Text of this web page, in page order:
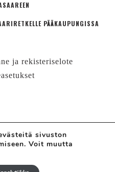
PÄÄKAUPUNGISSA
ja rekisteriselote
VALTARI
perheblogi
sivuston
Voit muutta